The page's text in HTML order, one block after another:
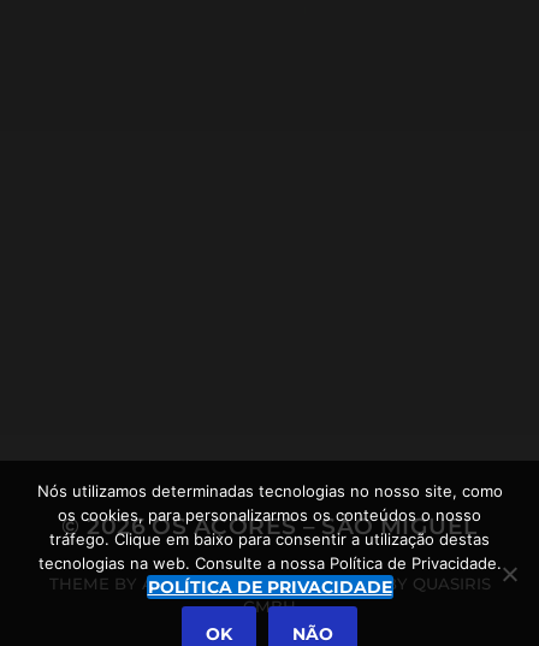
© 2026OS AÇORES – SÃO MIGUEL
THEME BY ANDERS NORÉNPOWERED BY QUASIRIS
GMBH
Nós utilizamos determinadas tecnologias no nosso site, como
os cookies, para personalizarmos os conteúdos o nosso
tráfego. Clique em baixo para consentir a utilização destas
tecnologias na web. Consulte a nossa Política de Privacidade.
POLÍTICA DE PRIVACIDADE
OK NÃO